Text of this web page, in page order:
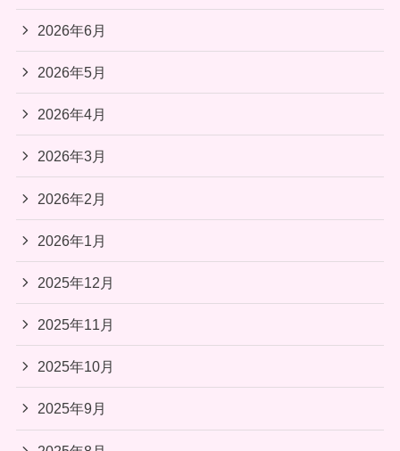
2026年6月
2026年5月
2026年4月
2026年3月
2026年2月
2026年1月
2025年12月
2025年11月
2025年10月
2025年9月